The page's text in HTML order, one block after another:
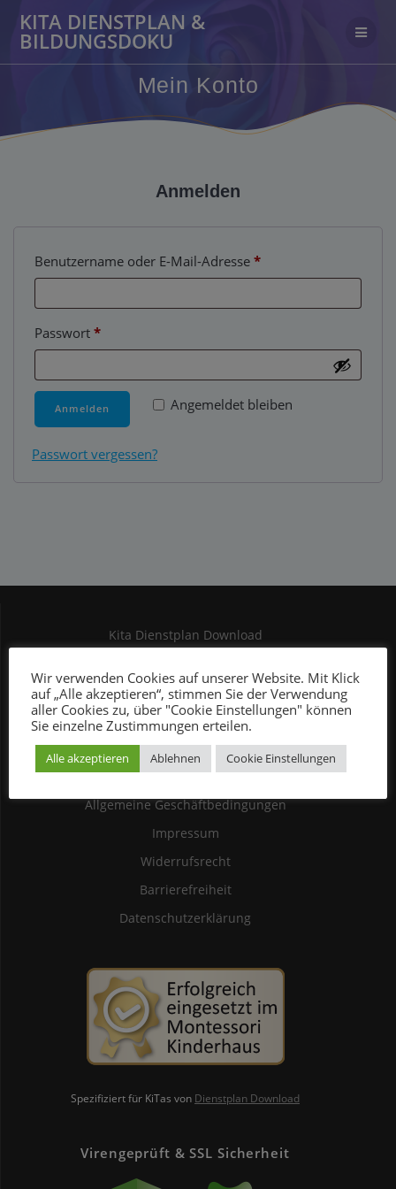
Inhalt
KITA DIENSTPLAN &
BILDUNGSDOKU
Mein Konto
Anmelden
Benutzername oder E-Mail-Adresse *Erforderlich
Passwort *Erforderlich
Angemeldet bleiben
Anmelden
Passwort vergessen?
Kita Dienstplan Download
Mein Konto
Service Dienstplan Download
Anwendung Dienstplan
Glossar
Allgemeine Geschäftbedingungen
Impressum
Widerrufsrecht
Barrierefreiheit
Datenschutzerklärung
Spezifiziert für KiTas von Dienstplan Download
Virengeprüft & SSL Sicherheit
Wir verwenden Cookies auf unserer Website. Mit Klick
auf „Alle akzeptieren“, stimmen Sie der Verwendung
aller Cookies zu, über "Cookie Einstellungen" können
Sie einzelne Zustimmungen erteilen.
Alle akzeptieren Ablehnen Cookie Einstellungen